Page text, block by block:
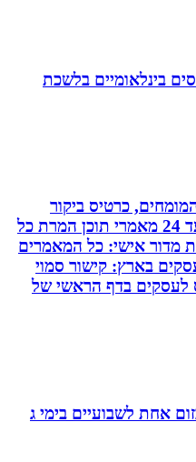
בלשכת
כרטיס ביקור
אישי פרסום של עד 24 מאמרי תוכן המרת כל
אישי: כל המאמרים
קישור סמוי
בדף הראשי של
לשבועיים בימי ג